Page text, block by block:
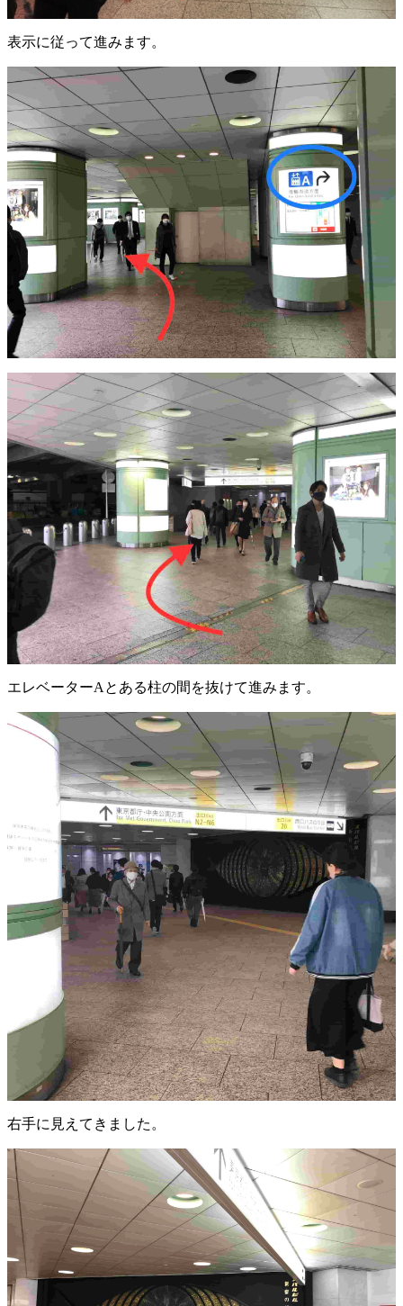
表示に従って進みます。
エレベーターAとある柱の間を抜けて進みます。
右手に見えてきました。